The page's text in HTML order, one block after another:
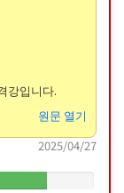
강입니다.
원문 열기
2025/04/27